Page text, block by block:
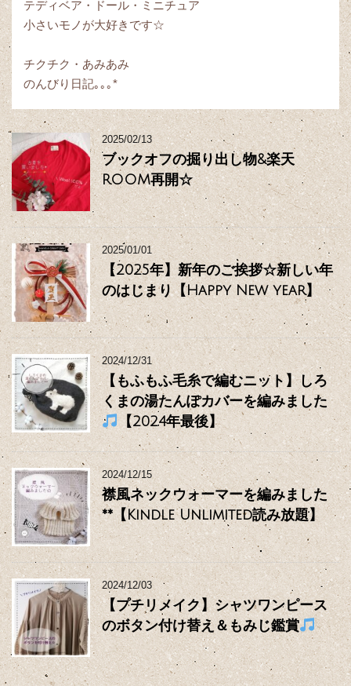
テディベア・ドール・ミニチュア
小さいモノが大好きです☆
チクチク・あみあみ
のんびり日記｡｡｡*
2025/02/13
ブックオフの掘り出し物&楽天
ROOM再開☆
2025/01/01
【2025年】新年のご挨拶☆新しい年
のはじまり【Happy New year】
2024/12/31
【もふもふ毛糸で編むニット】しろ
くまの湯たんぽカバーを編みました
【2024年最後】
2024/12/15
襟風ネックウォーマーを編みました
**【Kindle Unlimited読み放題】
2024/12/03
【プチリメイク】シャツワンピース
のボタン付け替え＆もみじ鑑賞